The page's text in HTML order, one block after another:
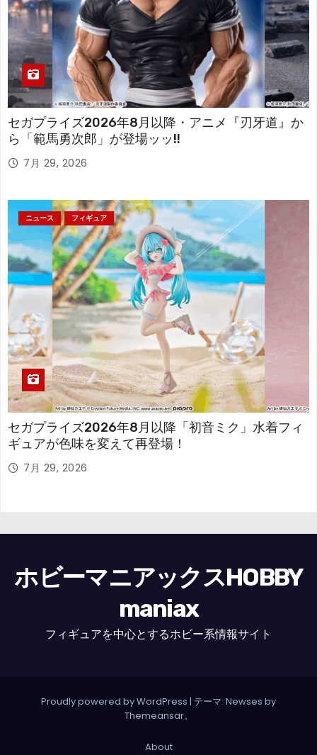
セガプライズ2026年8月以降・アニメ『刃牙道』か
ら「範馬勇次郎」が登場ッッ!!
7月 29, 2026
ニュース フィギュア
セガプライズ2026年8月以降「初音ミク」水着フィ
ギュアが色味を変えて再登場！
7月 29, 2026
ホビーマニアックスHOBBY
maniax
フィギュアを中心とするホビー系情報サイト
Proudly powered by WordPress | テーマ: Newses by
Themeansar。
About